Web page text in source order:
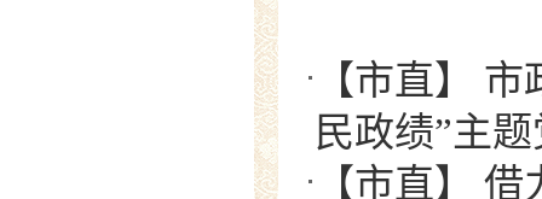
【市直】
民政绩”主
【市直】